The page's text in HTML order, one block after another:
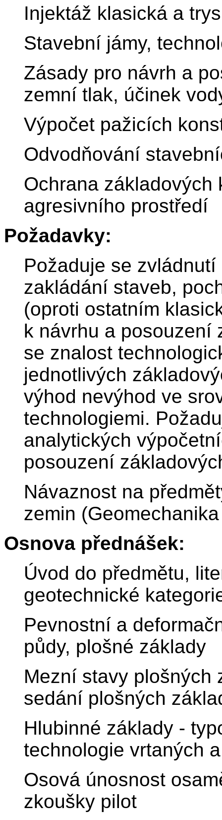
Injektáž klasická a
Stavební jámy,
Zásady pro návrh a
zemní tlak, účinek
Výpočet pažicích
Odvodňování
Ochrana
agresivního prostředí
Požadavky:
Požaduje se
zakládání staveb,
(oproti ostatním
k návrhu a posouzení
se znalost
jednotlivých
výhod nevýhod ve
technologiemi.
analytických
posouzení
Návaznost na
zemin
Osnova přednášek:
Úvod do předmětu,
geotechnické
Pevnostní a
půdy, plošné základy
Mezní stavy plošných
sedání plošných
Hlubinné základy -
technologie vrtaných
Osová únosnost
zkoušky pilot